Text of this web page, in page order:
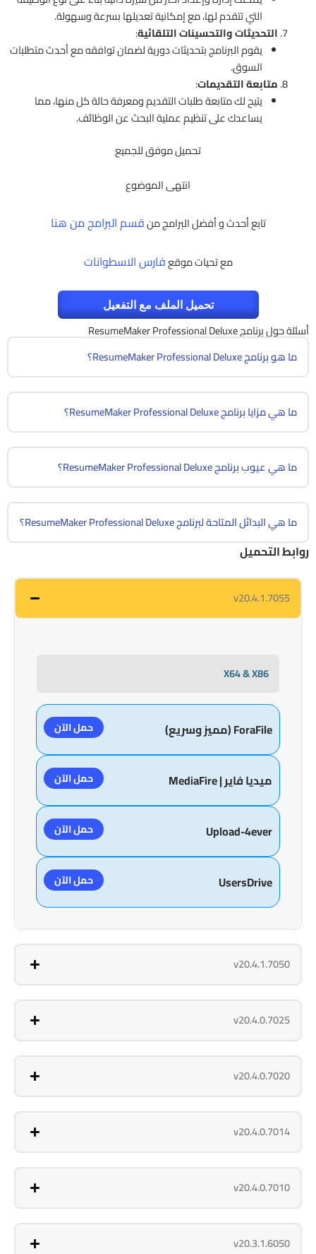
التي تتقدم لها، مع إمكانية تعديلها بسرعة وسهولة.
التحديثات والتحسينات التلقائية:
يقوم البرنامج بتحديثات دورية لضمان توافقه مع أحدث متطلبات
السوق.
متابعة التقديمات:
يتيح لك متابعة طلبات التقديم ومعرفة حالة كل منها، مما
يساعدك على تنظيم عملية البحث عن الوظائف.
تحميل موفق للجميع
انتهى الموضوع
تابع أحدث و أفضل البرامج منقسم البرامج من هنا
مع تحيات موقعفارس الاسطوانات
تحميل الملف مع التفعيل
أسئلة حول برنامج ResumeMaker Professional Deluxe
ما هو برنامج ResumeMaker Professional Deluxe؟
ما هي مزايا برنامج ResumeMaker Professional Deluxe؟
ما هي عيوب برنامج ResumeMaker Professional Deluxe؟
ما هي البدائل المتاحة لبرنامج ResumeMaker Professional Deluxe؟
روابط التحميل
v20.4.1.7055
X64 & X86
ForaFile (مميز وسريع) حمل الآن
ميديا فاير | MediaFire حمل الآن
Upload-4ever حمل الآن
UsersDrive حمل الآن
v20.4.1.7050
v20.4.0.7025
v20.4.0.7020
v20.4.0.7014
v20.4.0.7010
v20.3.1.6050